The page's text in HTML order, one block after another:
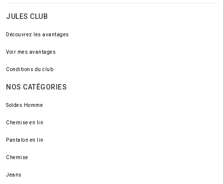
JULES CLUB
Découvrez les avantages
Voir mes avantages
Conditions du club
NOS CATÉGORIES
Soldes Homme
Chemise en lin
Pantalon en lin
Chemise
Jeans